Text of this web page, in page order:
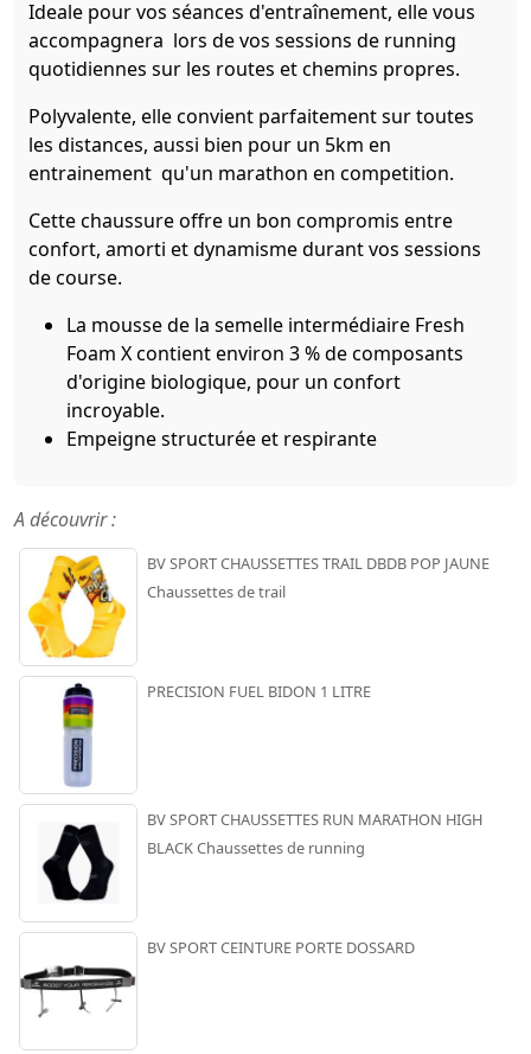
Ideale pour vos séances d'entraînement, elle vous
accompagnera lors de vos sessions de running
quotidiennes sur les routes et chemins propres.
Polyvalente, elle convient parfaitement sur toutes
les distances, aussi bien pour un 5km en
entrainement qu'un marathon en competition.
Cette chaussure offre un bon compromis entre
confort, amorti et dynamisme durant vos sessions
de course.
La mousse de la semelle intermédiaire Fresh
Foam X contient environ 3 % de composants
d'origine biologique, pour un confort
incroyable.
Empeigne structurée et respirante
A découvrir :
BV SPORT CHAUSSETTES TRAIL DBDB POP JAUNE
Chaussettes de trail
PRECISION FUEL BIDON 1 LITRE
BV SPORT CHAUSSETTES RUN MARATHON HIGH
BLACK Chaussettes de running
BV SPORT CEINTURE PORTE DOSSARD